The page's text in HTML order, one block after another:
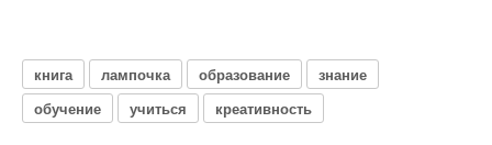
книга лампочка образование
знание
обучение
учиться креативность